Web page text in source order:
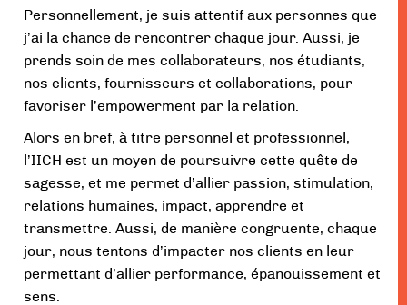
Personnellement, je suis attentif aux personnes que
j’ai la chance de rencontrer chaque jour. Aussi, je
prends soin de mes collaborateurs, nos étudiants,
nos clients, fournisseurs et collaborations, pour
favoriser l’empowerment par la relation.
Alors en bref, à titre personnel et professionnel,
l’IICH est un moyen de poursuivre cette quête de
sagesse, et me permet d’allier passion, stimulation,
relations humaines, impact, apprendre et
transmettre. Aussi, de manière congruente, chaque
jour, nous tentons d’impacter nos clients en leur
permettant d’allier performance, épanouissement et
sens.